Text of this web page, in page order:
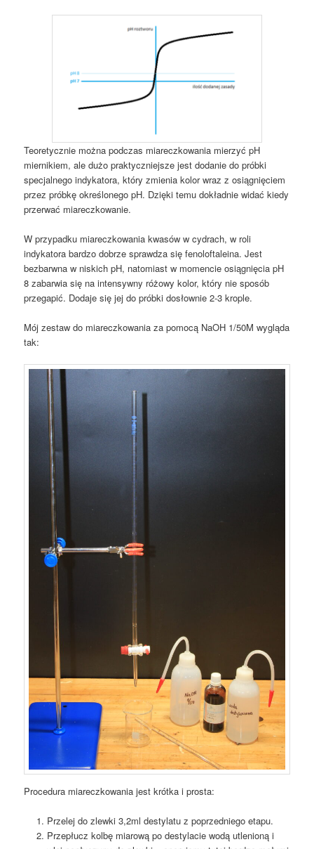
Teoretycznie można podczas miareczkowania mierzyć pH
miernikiem, ale dużo praktyczniejsze jest dodanie do próbki
specjalnego indykatora, który zmienia kolor wraz z osiągnięciem
przez próbkę określonego pH. Dzięki temu dokładnie widać kiedy
przerwać miareczkowanie.
W przypadku miareczkowania kwasów w cydrach, w roli
indykatora bardzo dobrze sprawdza się fenoloftaleina. Jest
bezbarwna w niskich pH, natomiast w momencie osiągnięcia pH
8 zabarwia się na intensywny różowy kolor, który nie sposób
przegapić. Dodaje się jej do próbki dosłownie 2-3 krople.
Mój zestaw do miareczkowania za pomocą NaOH 1/50M wygląda
tak:
Procedura miareczkowania jest krótka i prosta:
Przelej do zlewki 3,2ml destylatu z poprzedniego etapu.
Przepłucz kolbę miarową po destylacie wodą utlenioną i